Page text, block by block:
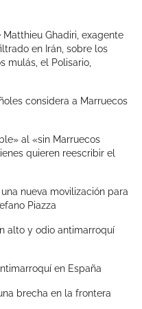
Ghadiri, exagente
en Irán, sobre los
mulás, el Polisario,
considera a Marruecos
al «sin Marruecos
quieren reescribir el
nueva movilización para
Piazza
alto y odio antimarroquí
en España
brecha en la frontera